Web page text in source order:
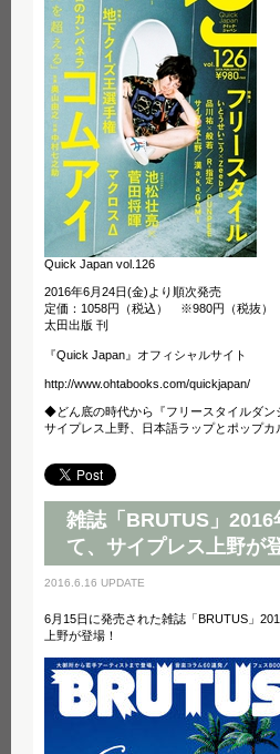
Quick Japan vol.126
2016年6月24日(金)より順次発売
定価：1058円（税込） ※980円（税抜）
太田出版 刊
『Quick Japan』オフィシャルサイト
http://www.ohtabooks.com/quickjapan/
◆どん底の時代から『フリースタイルダン
サイプレス上野、日本語ラップとポップカ
雑誌「BRUTUS」2016
て、サイプレス上野が
2016.6.16 UPDATE
6月15日に発売された雑誌「BRUTUS」
上野が登場！